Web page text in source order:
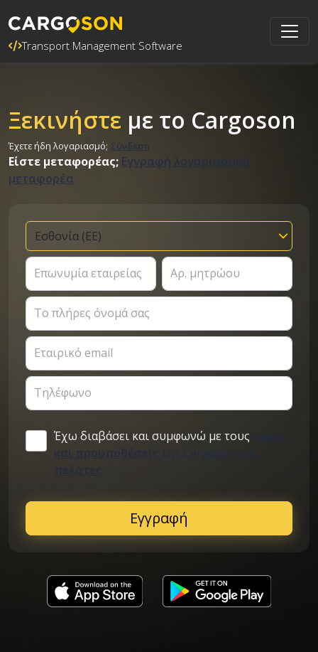
Transport Management Software
Ξεκινήστε με το Cargoson
Έχετε ήδη λογαριασμό; Σύνδεση
Είστε μεταφορέας; Εγγραφή λογαριασμού
μεταφορέα
Επωνυμία εταιρείας Αρ. μητρώου
Το πλήρες όνομά σας
Εταιρικό email
Τηλέφωνο
Έχω διαβάσει και συμφωνώ με τους
όρους
Εγγραφή